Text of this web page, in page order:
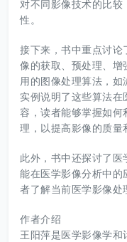
对不同影像技术的比
性。
接下来，书中重点讨
像的获取、预处理、增
用的图像处理算法，
实例说明了这些算法
容，读者能够掌握如
理，以提高影像的质量
此外，书中还探讨了
能在医学影像分析中
者了解当前医学影像处
作者介绍
王阳萍是医学影像学